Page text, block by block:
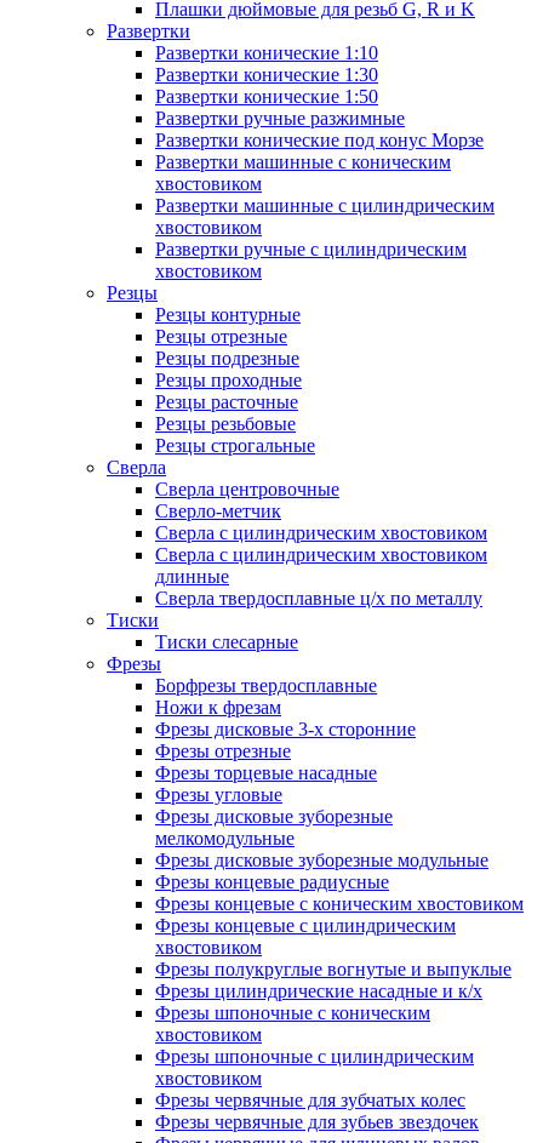
Плашки дюймовые для резьб G, R и K
Развертки
Развертки конические 1:10
Развертки конические 1:30
Развертки конические 1:50
Развертки ручные разжимные
Развертки конические под конус Морзе
Развертки машинные с коническим
хвостовиком
Развертки машинные с цилиндрическим
хвостовиком
Развертки ручные с цилиндрическим
хвостовиком
Резцы
Резцы контурные
Резцы отрезные
Резцы подрезные
Резцы проходные
Резцы расточные
Резцы резьбовые
Резцы строгальные
Сверла
Сверла центровочные
Сверло-метчик
Сверла с цилиндрическим хвостовиком
Сверла с цилиндрическим хвостовиком
длинные
Сверла твердосплавные ц/х по металлу
Тиски
Тиски слесарные
Фрезы
Борфрезы твердосплавные
Ножи к фрезам
Фрезы дисковые 3-х сторонние
Фрезы отрезные
Фрезы торцевые насадные
Фрезы угловые
Фрезы дисковые зуборезные
мелкомодульные
Фрезы дисковые зуборезные модульные
Фрезы концевые радиусные
Фрезы концевые с коническим хвостовиком
Фрезы концевые с цилиндрическим
хвостовиком
Фрезы полукруглые вогнутые и выпуклые
Фрезы цилиндрические насадные и к/х
Фрезы шпоночные с коническим
хвостовиком
Фрезы шпоночные с цилиндрическим
хвостовиком
Фрезы червячные для зубчатых колес
Фрезы червячные для зубьев звездочек